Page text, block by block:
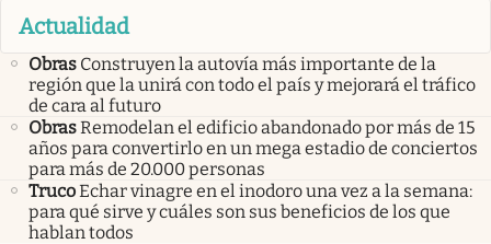
Actualidad
Obras Construyen la autovía más importante de la
región que la unirá con todo el país y mejorará el tráfico
de cara al futuro
ObrasRemodelan el edificio abandonado por más de 15
años para convertirlo en un mega estadio de conciertos
para más de 20.000 personas
TrucoEchar vinagre en el inodoro una vez a la semana:
para qué sirve y cuáles son sus beneficios de los que
hablan todos